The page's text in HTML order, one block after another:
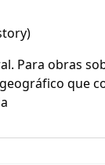
Para obras
que